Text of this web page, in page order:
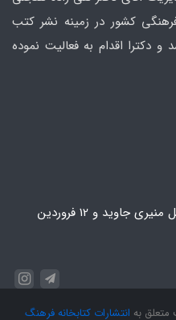
کشور در زمینه نشر کتب
دکترا اقدام به فعالیت نموده
ابتداي خيابان انقلاب حد فاصل منيري جاويد و 12 فروردين
به انتشارات کتابخانه فرهنگ